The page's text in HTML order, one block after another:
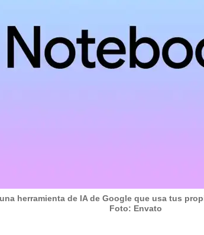
herramienta de IA de Google que usa tus
Foto: Envato